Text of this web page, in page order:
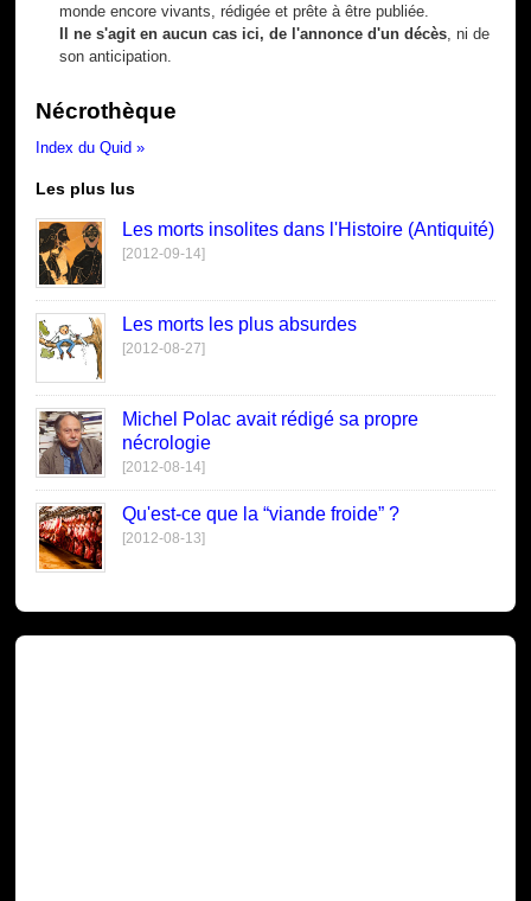
monde encore vivants, rédigée et prête à être publiée.
Il ne s'agit en aucun cas ici, de l'annonce d'un décès , ni de
son anticipation.
Nécrothèque
Index du Quid »
Les plus lus
Les morts insolites dans l'Histoire (Antiquité)
[2012-09-14]
Les morts les plus absurdes
[2012-08-27]
Michel Polac avait rédigé sa propre
nécrologie
[2012-08-14]
Qu'est-ce que la “viande froide” ?
[2012-08-13]